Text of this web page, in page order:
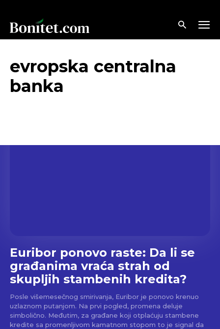
evropska centralna
banka
Euribor ponovo raste: Da li se
građanima vraća strah od
skupljih stambenih kredita?
Posle višemesečnog smirivanja, Euribor je ponovo krenuo
uzlaznom putanjom. Na prvi pogled, promena deluje
simbolično. Međutim, za građane koji otplaćuju stambene
kredite sa promenljivom kamatnom stopom to je signal da